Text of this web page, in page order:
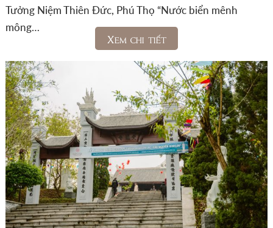
Tưởng Niệm Thiên Đức, Phú Thọ “Nước biển mênh
mông…
Xem chi tiết